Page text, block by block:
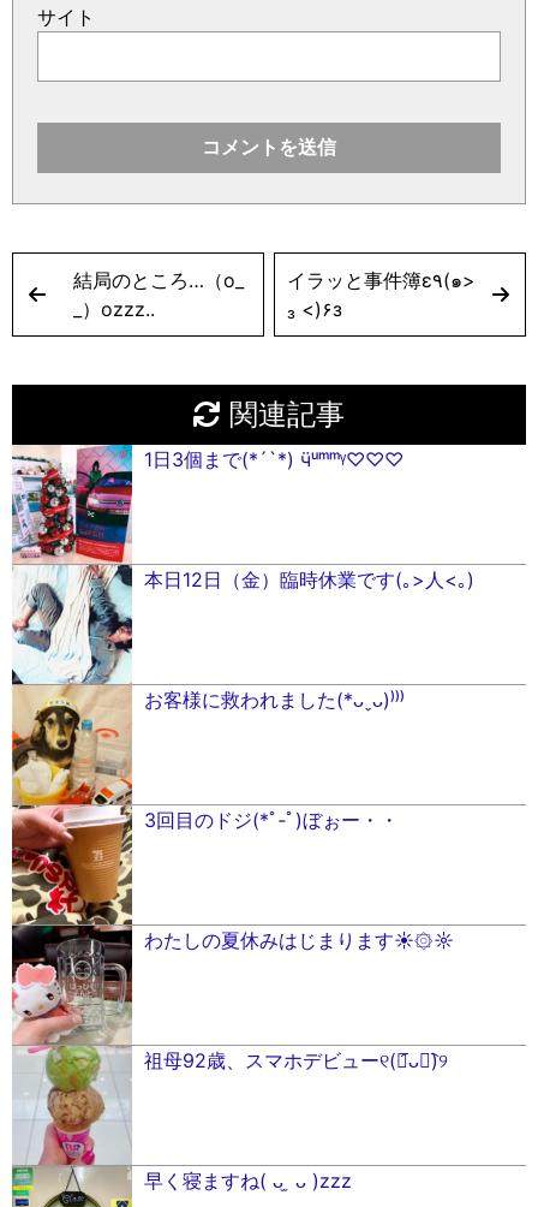
サイト
結局のところ…（o_
_）ozzz..
イラッと事件簿ε٩(๑>
₃ <)۶з
関連記事
1日3個まで(*´`*) ӵᵘᵐᵐᵞ♡♡♡
本日12日（金）臨時休業です(｡>人<｡)
お客様に救われました(*ᴗˬᴗ)⁾⁾⁾
3回目のドジ(*ﾟ‐ﾟ)ぼぉー・・
わたしの夏休みはじまります☀︎۞☼
祖母92歳、スマホデビュー୧(﹒︠ᴗ﹒︡)୨
早く寝ますね( ᴗ ̫ ᴗ )zzz